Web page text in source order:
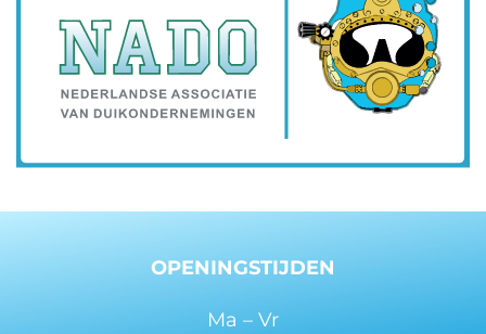
OPENINGSTIJDEN
Ma – Vr